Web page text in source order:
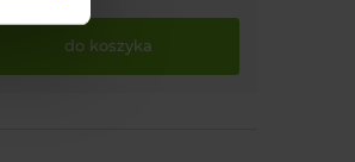
do koszyka